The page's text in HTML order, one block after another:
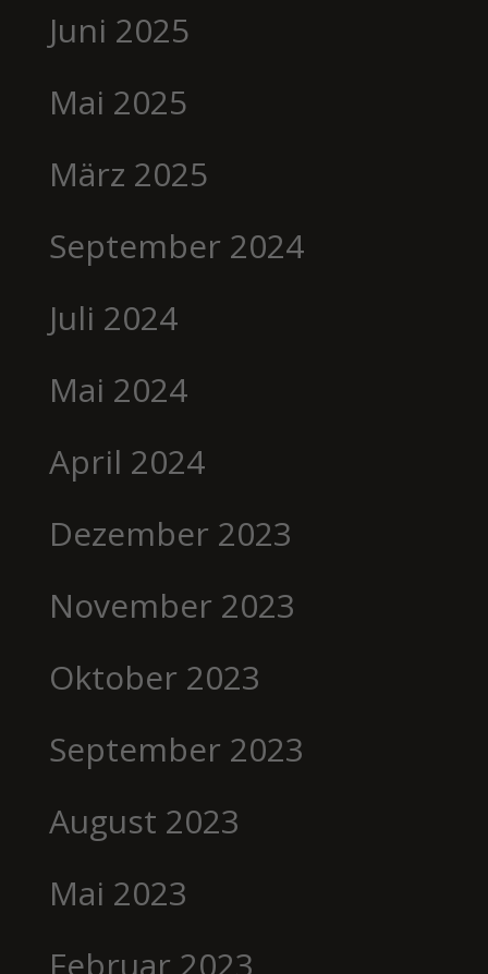
Juni 2025
Mai 2025
März 2025
September 2024
Juli 2024
Mai 2024
April 2024
Dezember 2023
November 2023
Oktober 2023
September 2023
August 2023
Mai 2023
Februar 2023